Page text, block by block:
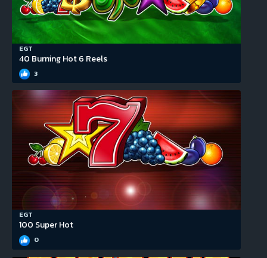
EGT
40 Burning Hot 6 Reels
3
EGT
100 Super Hot
0